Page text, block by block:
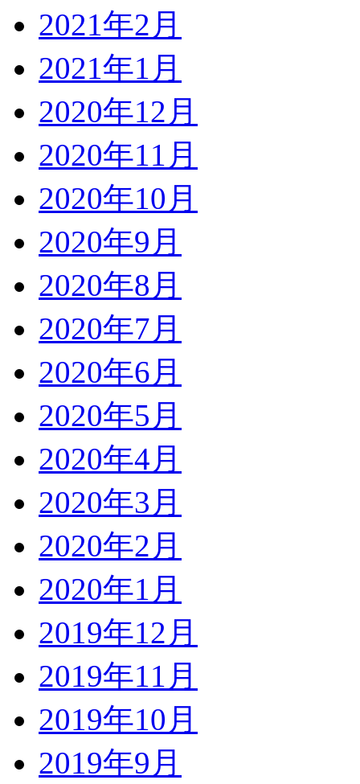
2021年2月
2021年1月
2020年12月
2020年11月
2020年10月
2020年9月
2020年8月
2020年7月
2020年6月
2020年5月
2020年4月
2020年3月
2020年2月
2020年1月
2019年12月
2019年11月
2019年10月
2019年9月